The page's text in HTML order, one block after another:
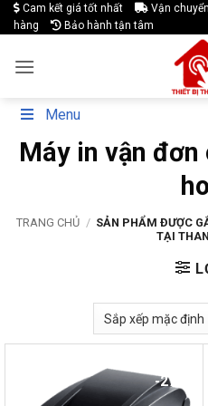
Skip
to
Cam kết giá tốt nhất Vận
hàng
Bảo hành tận tâm
Menu
Máy in vận
TRANG CHỦ / SẢN PHẨM ĐƯỢC
TẠI
-27%